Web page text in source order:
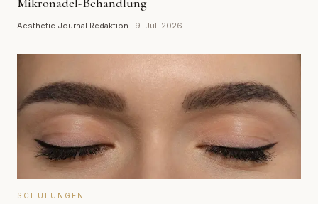
Aesthetic Journal Redaktion · 9. Juli 2026
SCHULUNGEN